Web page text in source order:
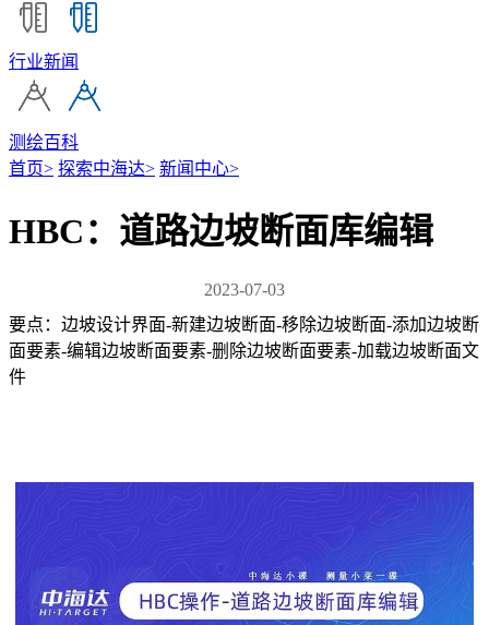
行业新闻
测绘百科
首页> 探索中海达> 新闻中心>
HBC：道路边坡断面库编辑
2023-07-03
要点：边坡设计界面-新建边坡断面-移除边坡断面-添加边坡断
面要素-编辑边坡断面要素-删除边坡断面要素-加载边坡断面文
件